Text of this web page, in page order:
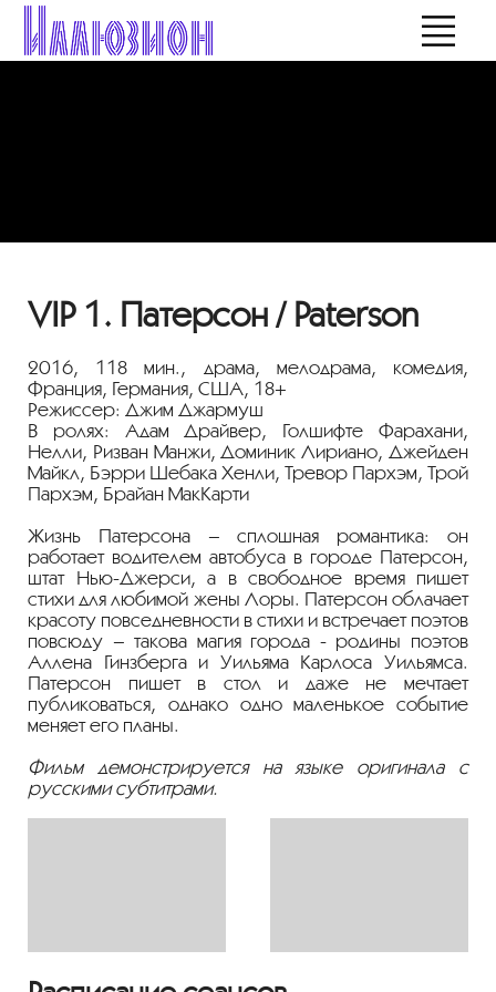
VIP 1. Патерсон / Paterson
2016, 118 мин., драма, мелодрама, комедия,
Франция, Германия, США, 18+
Режиссер: Джим Джармуш
В ролях: Адам Драйвер, Голшифте Фарахани,
Нелли, Ризван Манжи, Доминик Лириано, Джейден
Майкл, Бэрри Шебака Хенли, Тревор Пархэм, Трой
Пархэм, Брайан МакКарти
Жизнь Патерсона – сплошная романтика: он
работает водителем автобуса в городе Патерсон,
штат Нью-Джерси, а в свободное время пишет
стихи для любимой жены Лоры. Патерсон облачает
красоту повседневности в стихи и встречает поэтов
повсюду – такова магия города - родины поэтов
Аллена Гинзберга и Уильяма Карлоса Уильямса.
Патерсон пишет в стол и даже не мечтает
публиковаться, однако одно маленькое событие
меняет его планы.
Фильм демонстрируется на языке оригинала с
русскими субтитрами.